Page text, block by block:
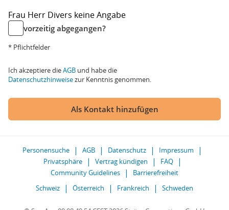
Frau Herr Divers keine Angabe
vorzeitig abgegangen?
* Pflichtfelder
Ich akzeptiere dieAGB und habe die
Datenschutzhinweisezur Kenntnis genommen.
Als Kontakt hinzufügen
Personensuche AGB Datenschutz
Impressum
Privatsphäre
Vertrag kündigen
FAQ
Community Guidelines
Barrierefreiheit
Schweiz
Österreich Frankreich Schweden